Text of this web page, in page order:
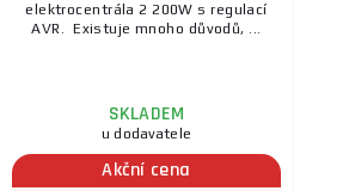
elektrocentrála 2 200W s regulací
AVR. Existuje mnoho důvodů, ...
SKLADEM
u dodavatele
Akční cena